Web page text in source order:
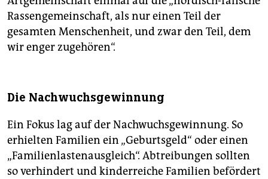
Rassengemeinschaft, als nur einen Teil der
gesamten Menschenheit, und zwar den Teil, dem
wir enger zugehören“.
Die Nachwuchsgewinnung
Ein Fokus lag auf der Nachwuchsgewinnung. So
erhielten Familien ein „Geburtsgeld“ oder einen
„Familienlastenausgleich“. Abtreibungen sollten
so verhindert und kinderreiche Familien befördert